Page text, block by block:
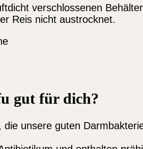
verschlossenen
Reis nicht austrocknet.
gut für dich?
unsere guten